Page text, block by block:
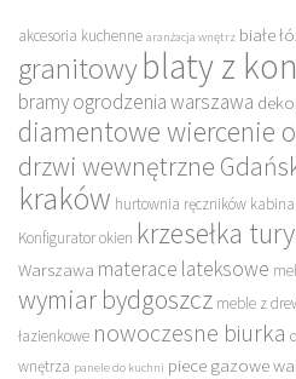
akcesoria kuchenne aranżacja wnętrz białe
granitowyblaty z
bramy ogrodzenia warszawa
diamentowe wiercenie
drzwi wewnętrzne
kraków hurtownia ręczników
Konfigurator okien krzesełka
Warszawa materace lateksowe
wymiar bydgoszcz meble z
łazienkowe nowoczesne biurka
wnętrza panele do kuchni piece gazowe